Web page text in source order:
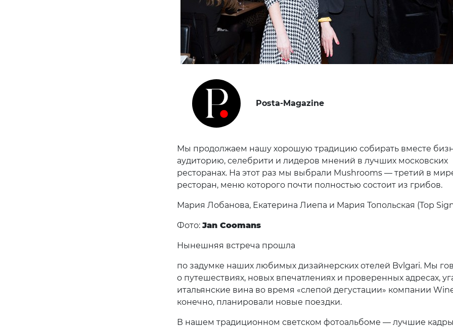
Posta-Magazine
Мы продолжаем нашу хорошую традицию собирать вместе
аудиторию, селебрити и лидеров мнений в лучших московских
ресторанах. На этот раз мы выбрали Mushrooms — третий в
ресторан, меню которого почти полностью состоит из грибов.
Мария Лобанова, Екатерина Лиепа и Мария Топольская (Top
Фото:Jan Coomans
Нынешняя встреча прошла
по задумке наших любимых дизайнерских отелей Bvlgari. Мы
о путешествиях, новых впечатлениях и проверенных адресах,
итальянские вина во время «слепой дегустации» компании
конечно, планировали новые поездки.
В нашем традиционном светском фотоальбоме — лучшие